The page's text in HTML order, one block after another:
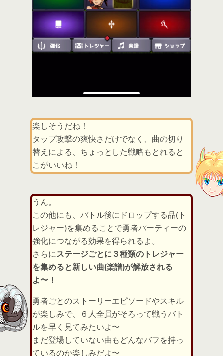
楽しそうだね！
タップ攻撃の爽快さだけでなく、曲の切り
替えによる、ちょっとした戦略もとれると
こがいいね！
うん。
この他にも、バトル後にドロップする品(ト
レジャー)を集めることで勇者パーティーの
強化につながる効果を得られるよ。
さらに ステージごとに３種類のトレジャー
を集めると新しい曲(楽譜)が解放される
よ〜！
勇者ごとのストーリーエピソードやスキル
が楽しみで、６人全員がそろって戦うバト
ルを早く見てみたいよ〜
まだ登場していない曲もどんなバフを持っ
ているのか楽しみだよ〜